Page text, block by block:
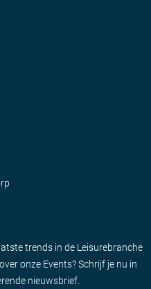
trends in de Leisurebranche
onze Events? Schrijf je nu in
nieuwsbrief.